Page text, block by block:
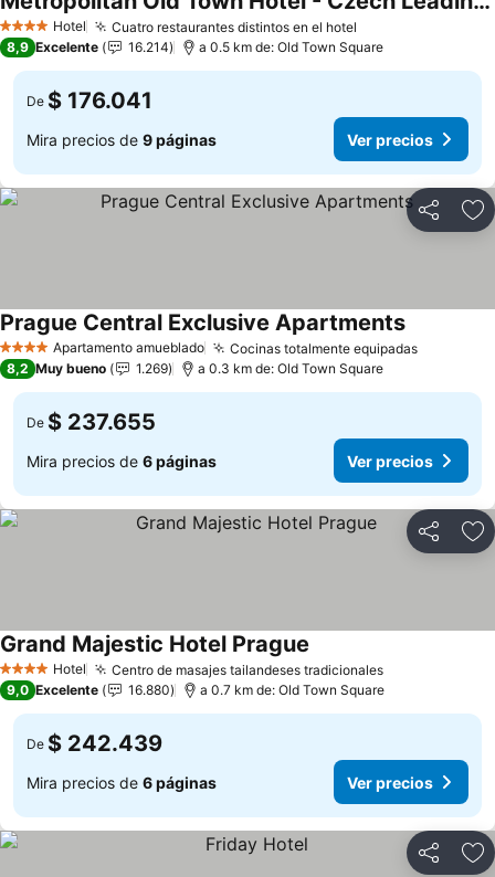
4 EstrellasHotel Cuatro restaurantes distintos en el hotel
8,9 Excelente 16.214 a 0.5 km de: Old Town Square
De $ 176.041
Mira precios de 9 páginas Ver precios
Compartir
4 EstrellasApartamento amueblado Cocinas totalmente equipadas
Prague Central Exclusive Apartments
8,2 Muy bueno 1.269 a 0.3 km de: Old Town Square
De $ 237.655
Mira precios de 6 páginas Ver precios
Compartir
4 EstrellasHotel Centro de masajes tailandeses tradicionales
Grand Majestic Hotel Prague
9,0 Excelente 16.880 a 0.7 km de: Old Town Square
De $ 242.439
Mira precios de 6 páginas Ver precios
Compartir